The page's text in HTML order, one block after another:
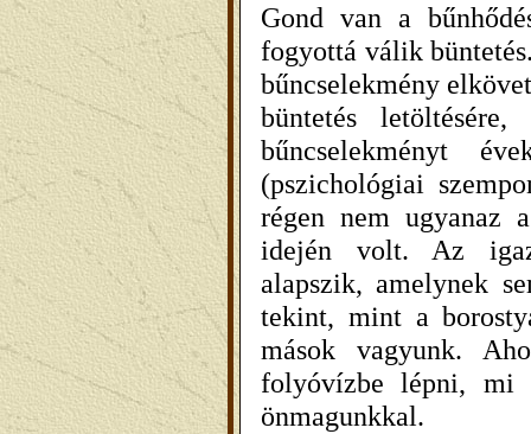
Gond van a
fogyottá válik
bűncselekmény
büntetés
bűncselekményt
(pszichológiai
régen nem ugyanaz
idején volt. Az
alapszik, amelynek
tekint, mint a
mások vagyunk.
folyóvízbe lépni, mi
önmagunkkal.